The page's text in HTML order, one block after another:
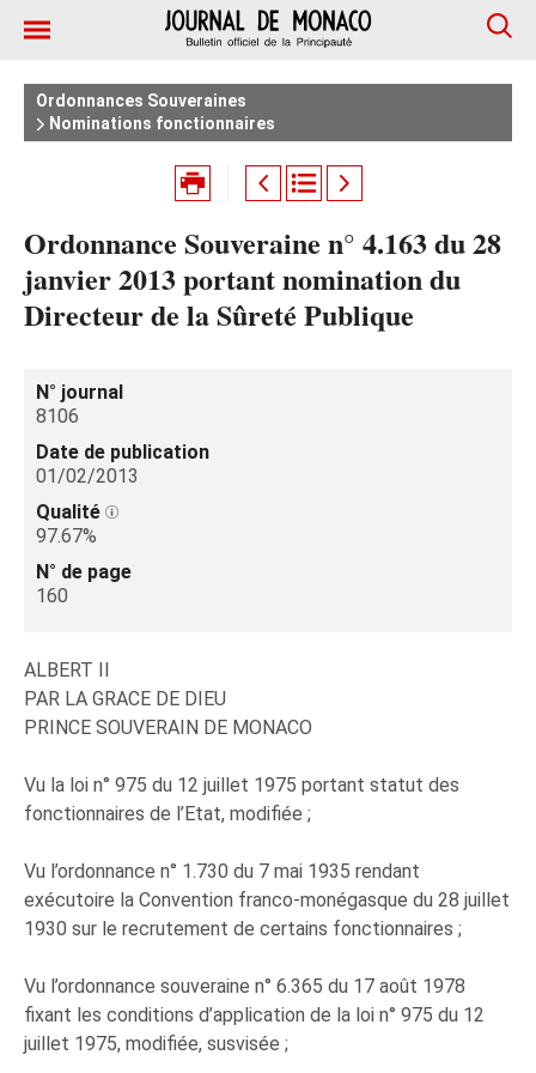
Ordonnances Souveraines
Nominations fonctionnaires
Ordonnance Souveraine n° 4.163 du 28
janvier 2013 portant nomination du
Directeur de la Sûreté Publique
N° journal
8106
Date de publication
01/02/2013
Qualité
97.67%
N° de page
160
ALBERT II
PAR LA GRACE DE DIEU
PRINCE SOUVERAIN DE MONACO
Vu la loi n° 975 du 12 juillet 1975 portant statut des
fonctionnaires de l’Etat, modifiée ;
Vu l’ordonnance n° 1.730 du 7 mai 1935 rendant
exécutoire la Convention franco-monégasque du 28 juillet
1930 sur le recrutement de certains fonctionnaires ;
Vu l’ordonnance souveraine n° 6.365 du 17 août 1978
fixant les conditions d’application de la loi n° 975 du 12
juillet 1975, modifiée, susvisée ;